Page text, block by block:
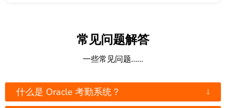
常见问题解答
一些常见问题......
什么是 Oracle 考勤系统？ ↓